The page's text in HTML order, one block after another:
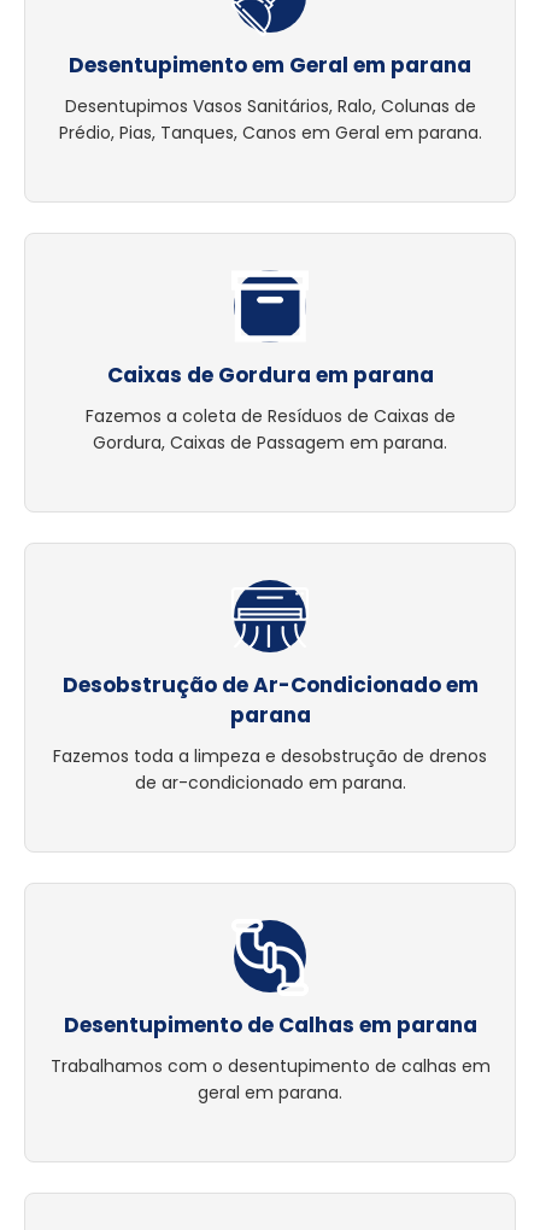
Desentupimento em Geral em parana
Desentupimos Vasos Sanitários, Ralo, Colunas de
Prédio, Pias, Tanques, Canos em Geral em parana.
Caixas de Gordura em parana
Fazemos a coleta de Resíduos de Caixas de
Gordura, Caixas de Passagem em parana.
Desobstrução de Ar-Condicionado em
parana
Fazemos toda a limpeza e desobstrução de drenos
de ar-condicionado em parana.
Desentupimento de Calhas em parana
Trabalhamos com o desentupimento de calhas em
geral em parana.